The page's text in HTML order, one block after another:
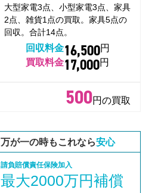
大型家電3点、小型家電3点、家具
2点、雑貨1点の買取。家具5点の
回収。合計14点。
回収料金16,500円
買取料金17,000円
500円の買取
万が一の時もこれなら安心
請負賠償責任保険加入
最大2000万円補償